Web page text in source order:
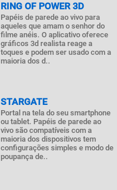
RING OF POWER 3D
Papéis de parede ao vivo para
aqueles que amam o senhor do
filme anéis. O aplicativo oferece
gráficos 3d realista reage a
toques e podem ser usado com a
maioria dos d..
STARGATE
Portal na tela do seu smartphone
ou tablet. Papéis de parede ao
vivo são compatíveis com a
maioria dos dispositivos tem
configurações simples e modo de
poupança de..